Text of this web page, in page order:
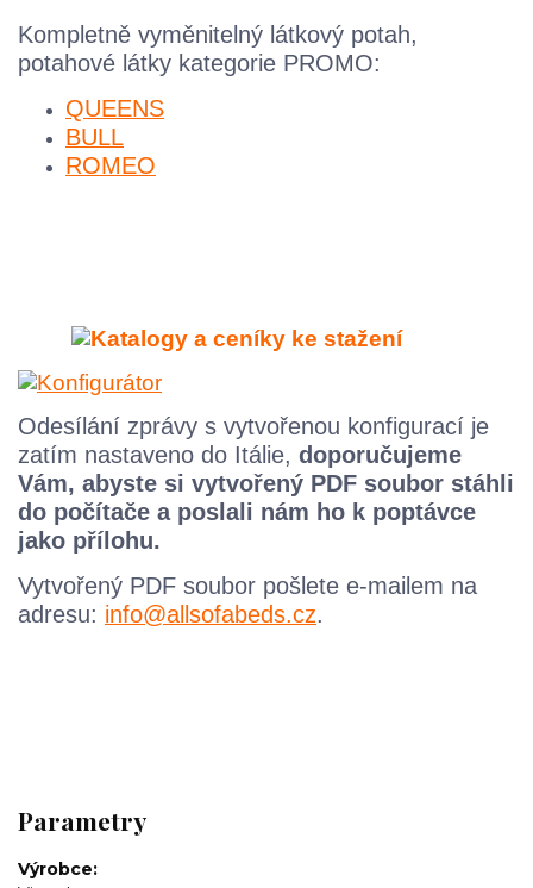
Kompletně vyměnitelný látkový potah,
potahové látky kategorie PROMO:
QUEENS
BULL
ROMEO
Odesílání zprávy s vytvořenou konfigurací je
zatím nastaveno do Itálie, doporučujeme
Vám, abyste si vytvořený PDF soubor stáhli
do počítače a poslali nám ho k poptávce
jako přílohu.
Vytvořený PDF soubor pošlete e-mailem na
adresu: info@allsofabeds.cz.
Parametry
Výrobce